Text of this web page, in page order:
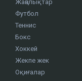
Жаңалықтар
Футбол
Теннис
Бокс
Хоккей
Жекпе жек
Оқиғалар